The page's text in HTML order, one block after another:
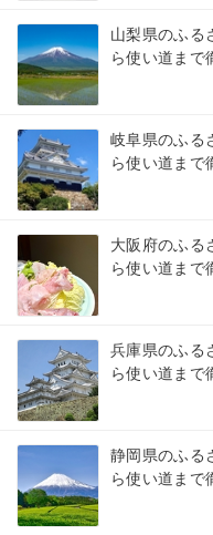
山梨県のふる
ら使い道まで
岐阜県のふる
ら使い道まで
大阪府のふる
ら使い道まで
兵庫県のふる
ら使い道まで
静岡県のふる
ら使い道まで